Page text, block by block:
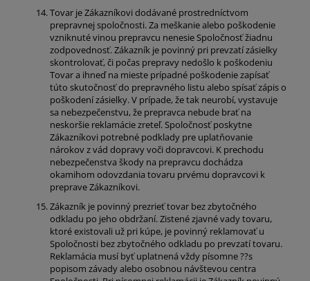
Tovar je Zákazníkovi dodávané prostredníctvom
prepravnej spoločnosti. Za meškanie alebo poškodenie
vzniknuté vinou prepravcu nenesie Spoločnosť žiadnu
zodpovednosť. Zákazník je povinný pri prevzatí zásielky
skontrolovať, či počas prepravy nedošlo k poškodeniu
Tovar a ihneď na mieste prípadné poškodenie zapísať
túto skutočnosť do prepravného listu alebo spísať zápis o
poškodení zásielky. V prípade, že tak neurobí, vystavuje
sa nebezpečenstvu, že prepravca nebude brať na
neskoršie reklamácie zreteľ. Spoločnosť poskytne
Zákazníkovi potrebné podklady pre uplatňovanie
nárokov z vád dopravy voči dopravcovi. K prechodu
nebezpečenstva škody na prepravcu dochádza
okamihom odovzdania tovaru prvému dopravcovi k
preprave Zákazníkovi.
Zákazník je povinný prezrieť tovar bez zbytočného
odkladu po jeho obdržaní. Zistené zjavné vady tovaru,
ktoré existovali už pri kúpe, je povinný reklamovať u
Spoločnosti bez zbytočného odkladu po prevzatí tovaru.
Reklamácia musí byť uplatnená vždy písomne ??s
popisom závady alebo osobnou návštevou centra